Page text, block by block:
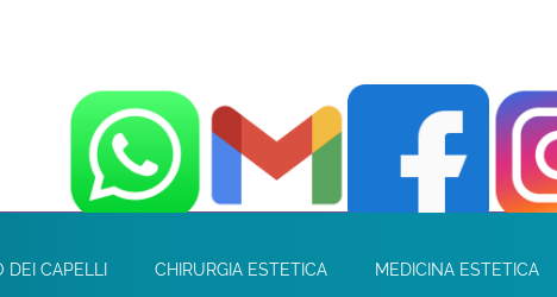
CAPELLI CHIRURGIA ESTETICA MEDICINA ESTETICA